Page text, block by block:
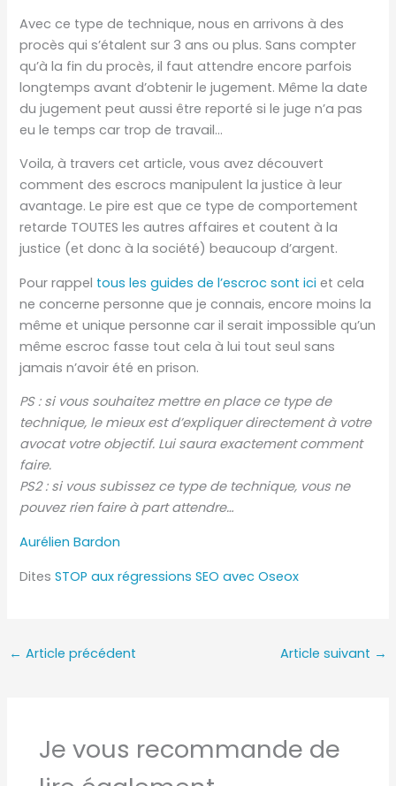
Avec ce type de technique, nous en arrivons à des
procès qui s’étalent sur 3 ans ou plus. Sans compter
qu’à la fin du procès, il faut attendre encore parfois
longtemps avant d’obtenir le jugement. Même la date
du jugement peut aussi être reporté si le juge n’a pas
eu le temps car trop de travail…
Voila, à travers cet article, vous avez découvert
comment des escrocs manipulent la justice à leur
avantage. Le pire est que ce type de comportement
retarde TOUTES les autres affaires et coutent à la
justice (et donc à la société) beaucoup d’argent.
Pour rappel tous les guides de l’escroc sont ici et cela
ne concerne personne que je connais, encore moins la
même et unique personne car il serait impossible qu’un
même escroc fasse tout cela à lui tout seul sans
jamais n’avoir été en prison.
PS : si vous souhaitez mettre en place ce type de
technique, le mieux est d’expliquer directement à votre
avocat votre objectif. Lui saura exactement comment
faire.
PS2 : si vous subissez ce type de technique, vous ne
pouvez rien faire à part attendre…
Aurélien Bardon
DitesSTOP aux régressions SEO avec Oseox
← Article précédent Article suivant →
Je vous recommande de